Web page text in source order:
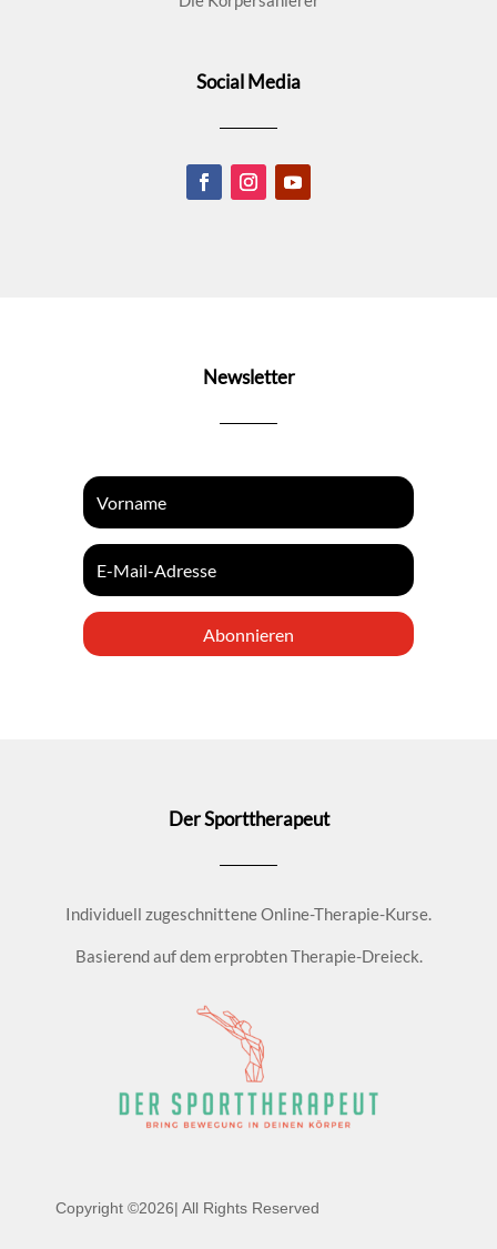
Social Media
Newsletter
Abonnieren
Der Sporttherapeut
Individuell zugeschnittene Online-Therapie-Kurse.
Basierend auf dem erprobten Therapie-Dreieck.
Copyright ©2026| All Rights Reserved